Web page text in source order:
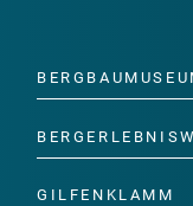
GILFENKLAMM